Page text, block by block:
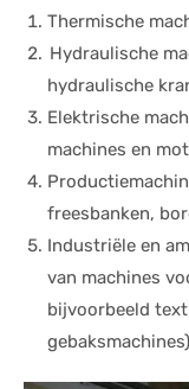
Thermische
Hydraulische
hydraulische
Elektrische
machines en
freesbanken,
Industriële en
van machines
bijvoorbeeld